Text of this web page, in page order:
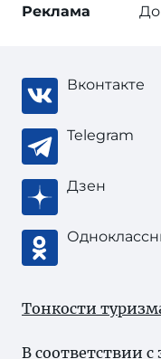
Реклама
Вконтакте
Telegram
Дзен
Тонкости
В соответствии с